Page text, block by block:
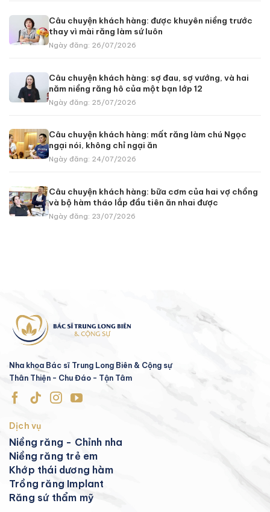
Câu chuyện khách hàng: được khuyên niềng trước
thay vì mài răng làm sứ luôn
Ngày đăng: 26/07/2026
Câu chuyện khách hàng: sợ đau, sợ vướng, và hai
năm niềng răng hô của một bạn lớp 12
Ngày đăng: 25/07/2026
Câu chuyện khách hàng: mất răng làm chú Ngọc
ngại nói, không chỉ ngại ăn
Ngày đăng: 24/07/2026
Câu chuyện khách hàng: bữa cơm của hai vợ chồng
và bộ hàm tháo lắp đầu tiên ăn nhai được
Ngày đăng: 23/07/2026
Nha khoa Bác sĩ Trung Long Biên & Cộng sự
Thân Thiện - Chu Đáo - Tận Tâm
Dịch vụ
Niềng răng - Chỉnh nha
Niềng răng trẻ em
Khớp thái dương hàm
Trồng răng Implant
Răng sứ thẩm mỹ